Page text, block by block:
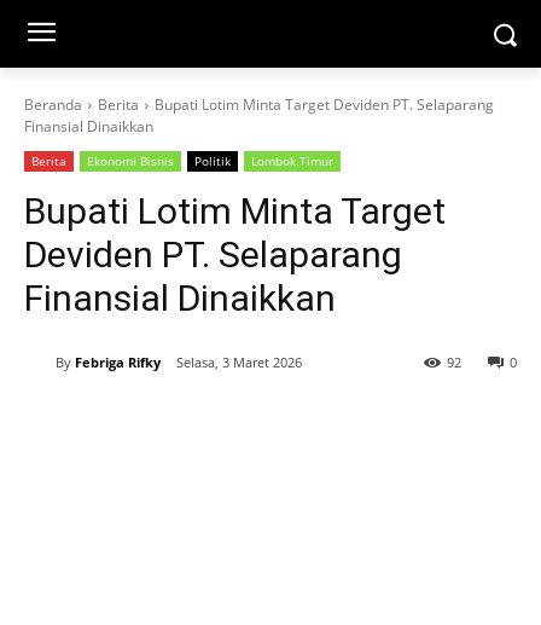
Beranda Berita
Bupati Lotim Minta Target Deviden PT. Selaparang
Finansial Dinaikkan
Berita Ekonomi Bisnis Politik Lombok Timur
Bupati Lotim Minta Target
Deviden PT. Selaparang
Finansial Dinaikkan
By Febriga Rifky Selasa, 3 Maret 2026 0
92